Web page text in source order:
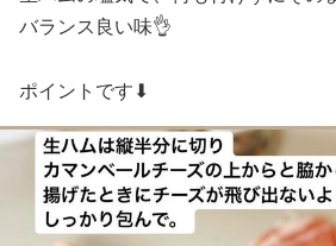
バランス良い味👌
ポイントです⬇︎